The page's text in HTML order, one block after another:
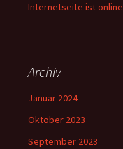
Internetseite ist online
Archiv
Januar 2024
Oktober 2023
September 2023